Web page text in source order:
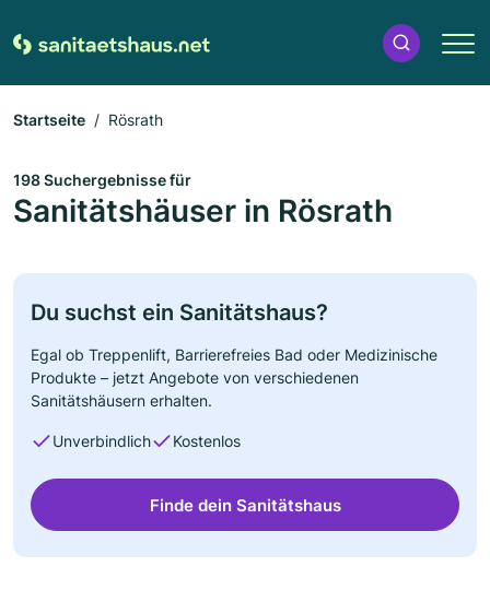
Startseite Rösrath
198 Suchergebnisse für
Sanitätshäuser in Rösrath
Du suchst ein Sanitätshaus?
Egal ob Treppenlift, Barrierefreies Bad oder Medizinische
Produkte – jetzt Angebote von verschiedenen
Sanitätshäusern erhalten.
Unverbindlich Kostenlos
Finde dein Sanitätshaus